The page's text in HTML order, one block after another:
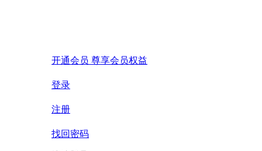
开通会员 尊享会员权益
登录
注册
找回密码